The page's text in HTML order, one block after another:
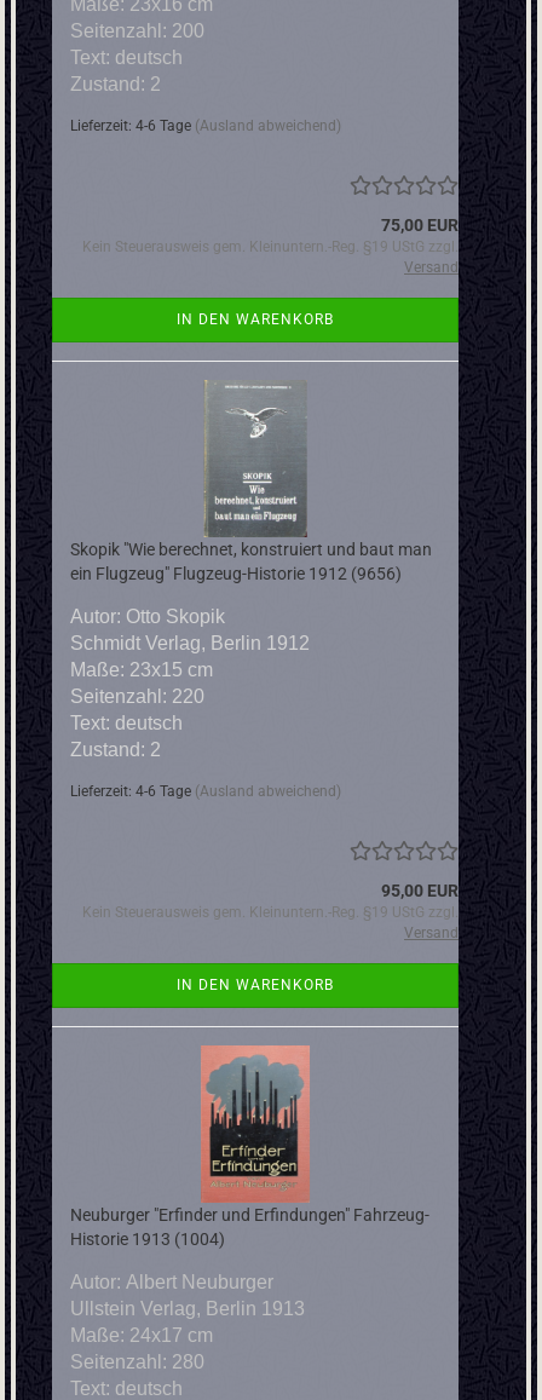
Maße: 23x16 cm
Seitenzahl: 200
Text: deutsch
Zustand: 2
Lieferzeit: 4-6 Tage (Ausland abweichend)
75,00 EUR
Kein Steuerausweis gem. Kleinuntern.-Reg. §19 UStG zzgl.
Versand
IN DEN WARENKORB
Skopik "Wie berechnet, konstruiert und baut man
ein Flugzeug" Flugzeug-Historie 1912 (9656)
Autor: Otto Skopik
Schmidt Verlag, Berlin 1912
Maße: 23x15 cm
Seitenzahl: 220
Text: deutsch
Zustand: 2
Lieferzeit: 4-6 Tage (Ausland abweichend)
95,00 EUR
Kein Steuerausweis gem. Kleinuntern.-Reg. §19 UStG zzgl.
Versand
IN DEN WARENKORB
Neuburger "Erfinder und Erfindungen" Fahrzeug-
Historie 1913 (1004)
Autor: Albert Neuburger
Ullstein Verlag, Berlin 1913
Maße: 24x17 cm
Seitenzahl: 280
Text: deutsch